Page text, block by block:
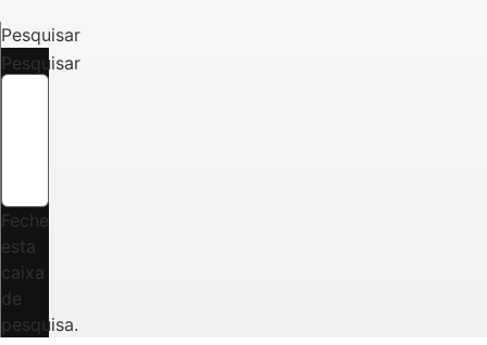
Pesquisar
Pesquisar
Feche
esta
caixa
de
pesquisa.